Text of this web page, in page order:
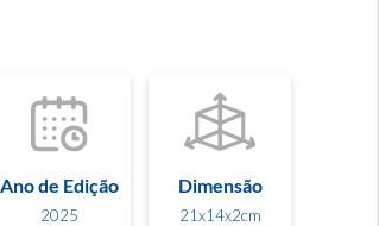
Ano de Edição
2025
Dimensão
21x14x2cm